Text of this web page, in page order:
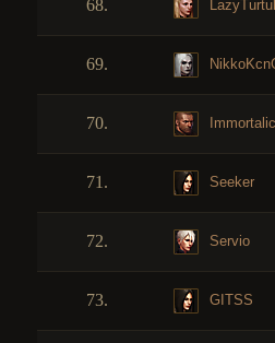
68. LazyTurtul
69.
70.
71. Seeker
72. Servio
73. GITSS